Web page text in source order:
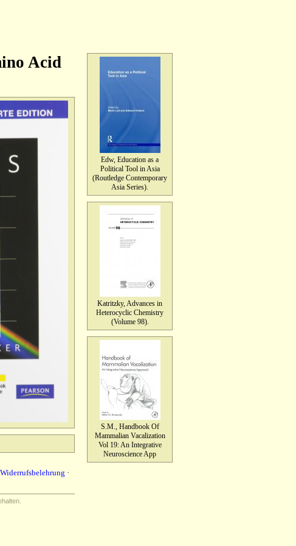
Edw, Education as a
Political Tool in Asia
(Routledge Contemporary
Asia Series).
Katritzky, Advances in
Heterocyclic Chemistry
(Volume 98).
S.M., Handbook Of
Mammalian Vacalization
Vol 19: An Integrative
Neuroscience App
Acid
Widerrufsbelehrung ·